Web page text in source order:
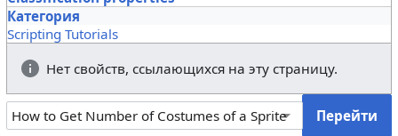
Категория
Scripting Tutorials
Нет свойств, ссылающихся на эту страницу.